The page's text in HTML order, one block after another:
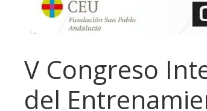
V Congreso
del